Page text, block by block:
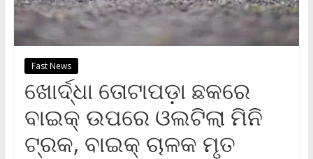
Fast News
ଖୋର୍ଦ୍ଧା ତୋଟାପଡ଼ା ଛକରେ
ବାଇକ୍ ଉପରେ ଓଲଟିଲା ମିନି
ଟ୍ରକ, ବାଇକ୍ ଚାଳକ ମୃତ